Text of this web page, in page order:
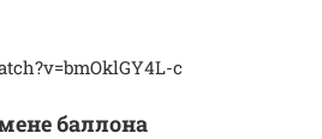
c
баллона